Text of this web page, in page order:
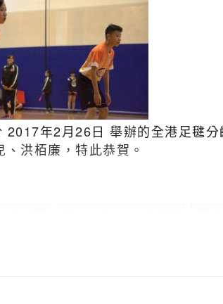
2017年2月26日 舉辦的全港足毽
洪栢廉，特此恭賀。